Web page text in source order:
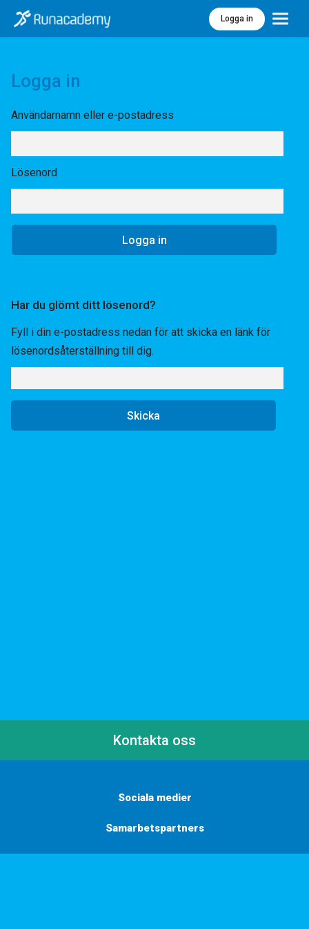
Logga in Meny
Logga in
Användarnamn eller e-postadress
Lösenord
Har du glömt ditt lösenord?
Fyll i din e-postadress nedan för att skicka en länk för
lösenordsåterställning till dig.
Kontakta oss
Sociala medier
Samarbetspartners